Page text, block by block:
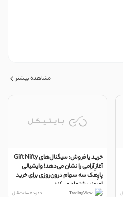
مشاهده بیشتر
خرید یا فروش: سیگنال‌های Gift Nifty
آغازِ آرامی را نشان می‌دهد! وایشیالی
پارِهک سه سهام درون‌روزی برای خرید
امروز پیشنهاد می‌کند
TradingView حدود 7 ساعت قبل